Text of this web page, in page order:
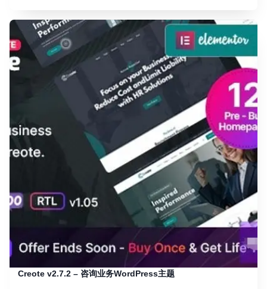
Creote v2.7.2 – 咨询业务WordPress主题